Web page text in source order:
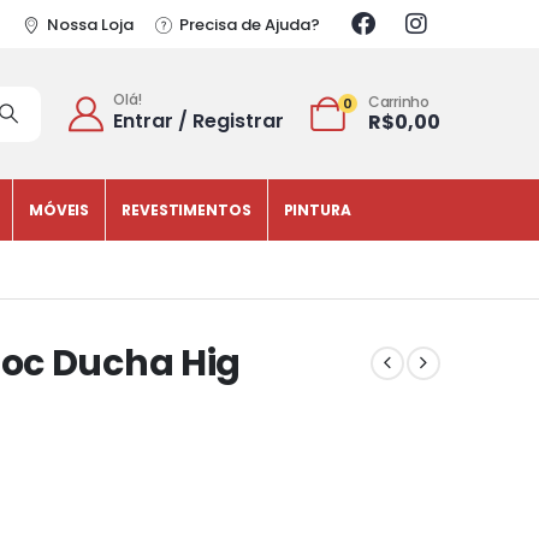
Nossa Loja Precisa de Ajuda?
Olá!
Entrar / Registrar
0 Carrinho
R$0,00
MÓVEIS REVESTIMENTOS PINTURA
Ducha Hig